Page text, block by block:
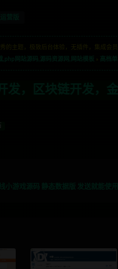
秀的主题，极致后台体验，无插件，集成会员
,php网站源码,源码资源网,网站模板
高档
金融理财系统开